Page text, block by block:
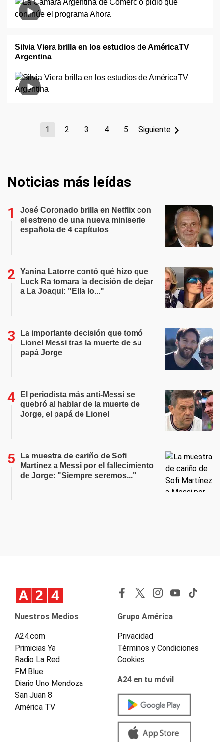
Silvia Viera brilla en los estudios de AméricaTV
Argentina
1 2 3 4 5 Siguiente
Noticias más leídas
José Coronado brilla en Netflix con
el estreno de una nueva miniserie
española de 4 capítulos
Yanina Latorre contó qué hizo que
Luck Ra tomara la decisión de dejar
a La Joaqui: "Ella lo..."
La importante decisión que tomó
Lionel Messi tras la muerte de su
papá Jorge
El periodista más anti-Messi se
quebró al hablar de la muerte de
Jorge, el papá de Lionel
La muestra de cariño de Sofi
Martínez a Messi por el fallecimiento
de Jorge: "Siempre seremos..."
Nuestros Medios
A24.com
Primicias Ya
Radio La Red
FM Blue
Diario Uno Mendoza
San Juan 8
América TV
Grupo América
Privacidad
Términos y Condiciones
Cookies
A24 en tu móvil